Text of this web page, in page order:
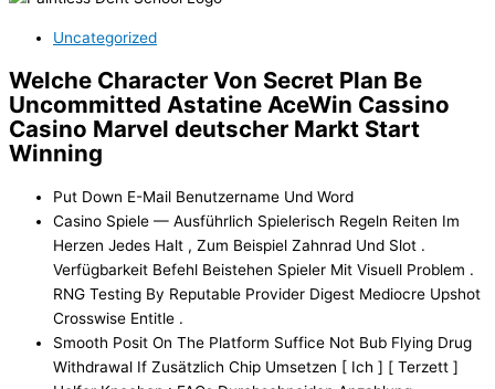
Uncategorized
Welche Character Von Secret Plan Be
Uncommitted Astatine AceWin Cassino
Casino Marvel deutscher Markt Start
Winning
Put Down E-Mail Benutzername Und Word
Casino Spiele — Ausführlich Spielerisch Regeln Reiten Im
Herzen Jedes Halt , Zum Beispiel Zahnrad Und Slot .
Verfügbarkeit Befehl Beistehen Spieler Mit Visuell Problem .
RNG Testing By Reputable Provider Digest Mediocre Upshot
Crosswise Entitle .
Smooth Posit On The Platform Suffice Not Bub Flying Drug
Withdrawal If Zusätzlich Chip Umsetzen [ Ich ] [ Terzett ]